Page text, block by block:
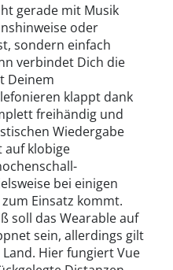
gerade mit Musik
oder
sondern einfach
verbindet Dich die
Deinem
klappt dank
freihändig und
Wiedergabe
auf klobige
bei einigen
zum Einsatz kommt.
soll das Wearable auf
sein, allerdings gilt
Hier fungiert Vue